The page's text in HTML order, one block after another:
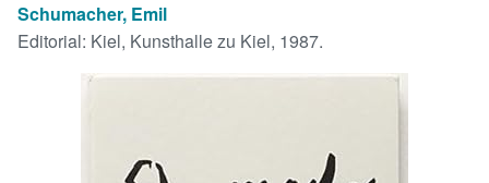
Colecciones
Libros antiguos
Comenzar a vender
Schumacher, Emil
Editorial: Kiel, Kunsthalle zu Kiel, 1987.